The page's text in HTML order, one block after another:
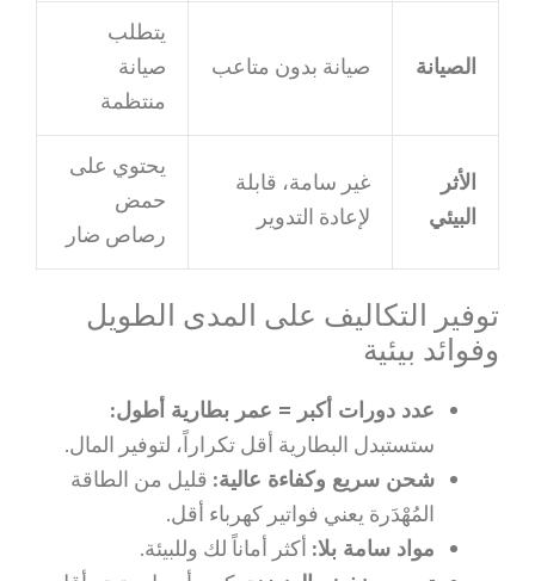
الصيانة صيانة بدون متاعب
يتطلب
صيانة
منتظمة
الأثر
البيئي
غير سامة، قابلة
لإعادة التدوير
يحتوي على
حمض
رصاص ضار
توفير التكاليف على المدى الطويل
وفوائد بيئية
عدد دورات أكبر = عمر بطارية أطول:
ستستبدل البطارية أقل تكراراً، لتوفير المال.
شحن سريع وكفاءة عالية: قليل من الطاقة
المُهْدَرة يعني فواتير كهرباء أقل.
مواد سامة بلا: أكثر أماناً لك وللبيئة.